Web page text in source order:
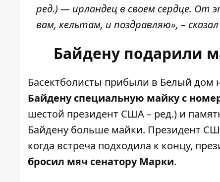
ред.) — ирландец в своем сердце. От
вам, кельтам, и поздравляю», –
Байдену подарили
Басектболисты прибыли в Белый дом
Байдену специальную майку с
шестой президент США – ред.) и
Байдену больше майки. Президент
когда встреча подходила к концу,
бросил мяч сенатору Марки.